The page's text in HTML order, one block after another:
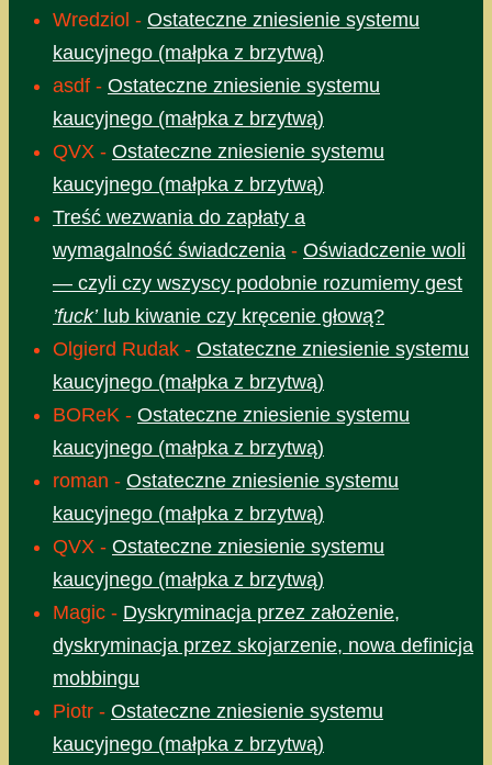
Wredziol - Ostateczne zniesienie systemu
kaucyjnego (małpka z brzytwą)
asdf - Ostateczne zniesienie systemu
kaucyjnego (małpka z brzytwą)
QVX - Ostateczne zniesienie systemu
kaucyjnego (małpka z brzytwą)
Treść wezwania do zapłaty a
wymagalność świadczenia - Oświadczenie woli
— czyli czy wszyscy podobnie rozumiemy gest
’fuck’lub kiwanie czy kręcenie głową?
Olgierd Rudak - Ostateczne zniesienie systemu
kaucyjnego (małpka z brzytwą)
BOReK - Ostateczne zniesienie systemu
kaucyjnego (małpka z brzytwą)
roman - Ostateczne zniesienie systemu
kaucyjnego (małpka z brzytwą)
QVX - Ostateczne zniesienie systemu
kaucyjnego (małpka z brzytwą)
Magic - Dyskryminacja przez założenie,
dyskryminacja przez skojarzenie, nowa definicja
mobbingu
Piotr - Ostateczne zniesienie systemu
kaucyjnego (małpka z brzytwą)